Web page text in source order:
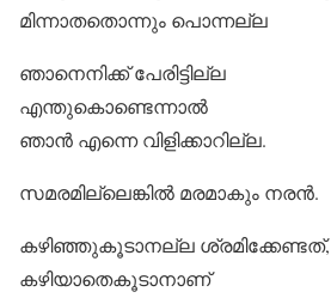
മിന്നാതതൊന്നും പൊന്നല്ല
ഞാനെനിക്ക് പേരിട്ടില്ല
എന്തുകൊണ്ടെന്നാല്‍
ഞാന്‍ എന്നെ വിളിക്കാറില്ല.
സമരമില്ലെങ്കില്‍ മരമാകും നരന്‍.
കഴിഞ്ഞുകൂടാനല്ല ശ്രമിക്കേണ്ടത്,
കഴിയാതെകൂടാനാണ്